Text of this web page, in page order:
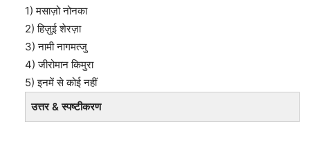
1) मसाज़ो नोनका
2) हिज़ुई शेरज़ा
3) नामी नागमत्जु
4) जीरोमान किमुरा
5) इनमें से कोई नहीं
उत्तर & स्पष्टीकरण